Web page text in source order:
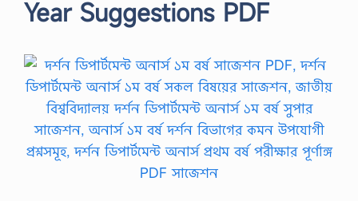
Year Suggestions PDF